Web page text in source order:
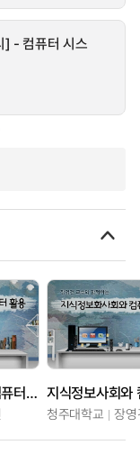
] - 컴퓨터 시스
지식정보사회와 컴퓨터활용
청주대학교 장